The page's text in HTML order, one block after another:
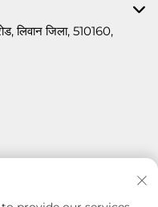
लिवान जिला, 510160,